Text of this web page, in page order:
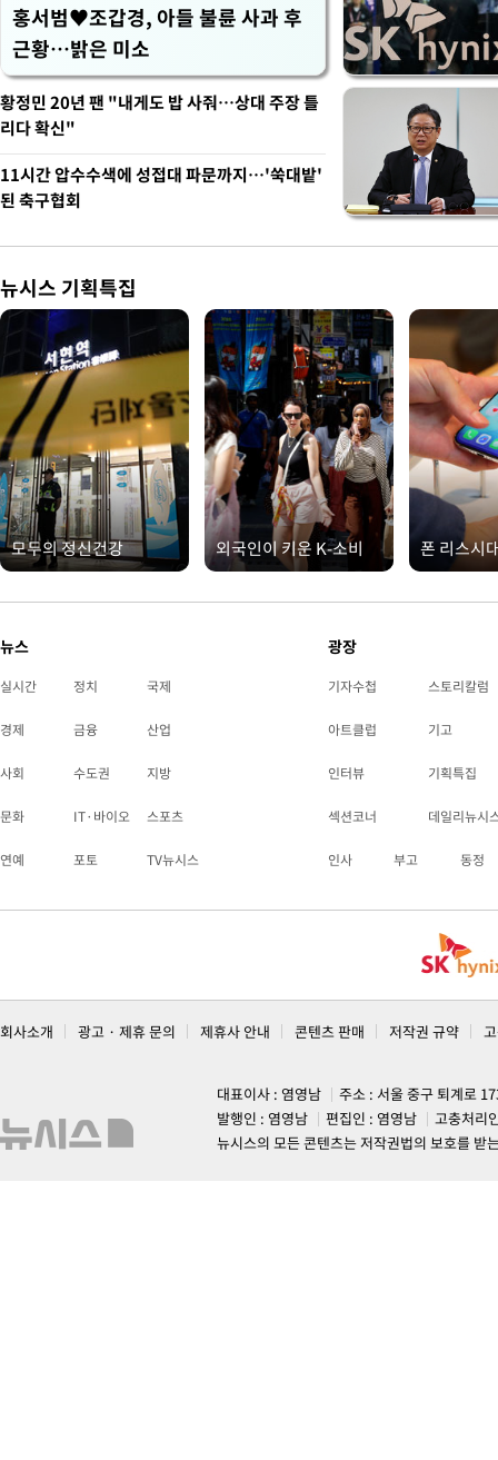
홍서범♥조갑경, 아들 불륜 사과 후
근황…밝은 미소
황정민 20년 팬 "내게도 밥 사줘…상대 주장 틀
리다 확신"
11시간 압수수색에 성접대 파문까지…'쑥대밭'
된 축구협회
뉴시스 기획특집
모두의 정신건강 외국인이 키운 K-소비 폰 리스시
뉴스
실시간 정치 국제
경제 금융 산업
사회 수도권 지방
문화 IT·바이오 스포츠
연예 포토 TV뉴시스
광장
기자수첩 스토리칼럼
아트클럽 기고
인터뷰 기획특집
섹션코너 데일리뉴시
인사 부고 동정
회사소개 광고 · 제휴 문의 제휴사 안내 콘텐츠 판매 저작권 규약
대표이사 : 염영남
주소 : 서울 중구 퇴계로
발행인 : 염영남
편집인 : 염영남
고충처리
뉴시스의 모든 콘텐츠는 저작권법의 보호를